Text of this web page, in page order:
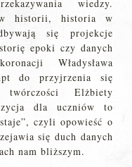
wiedzy.
historii, historia w
się projekcje
epoki czy danych
Władysława
do przyjrzenia się
Elżbiety
dla uczniów to
czyli opowieść o
się duch danych
nam bliższym.